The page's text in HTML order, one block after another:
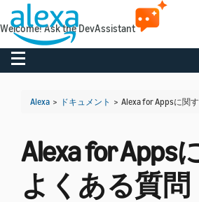
Toggle navigation
Alexa > ドキュメント > Alexa for Appsに関
Alexa for Apps
よくある質問
Welcome! Ask the DevAssistant